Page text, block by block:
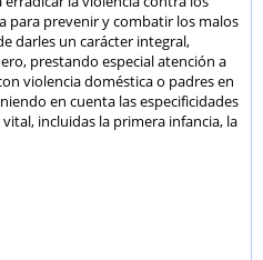
para prevenir y combatir los malos
darles un carácter integral,
prestando especial atención a
violencia doméstica o padres en
en cuenta las especificidades
incluidas la primera infancia, la